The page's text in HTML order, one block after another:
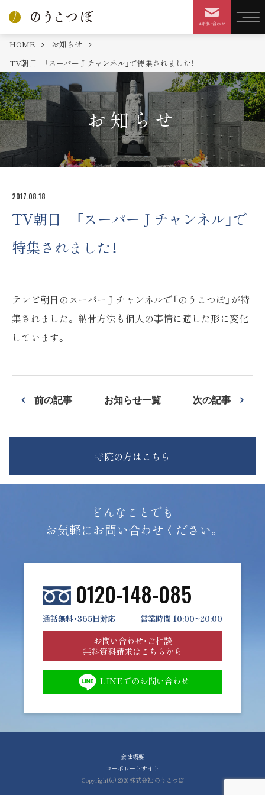
HOME
お知らせ
TV朝日 「スーパーＪチャンネル」で特集されました！
お知らせ
2017.08.18
TV朝日 「スーパーＪチャンネル」で
特集されました！
テレビ朝日のスーパーＪチャンネルで「のうこつぼ」が特
集されました。 納骨方法も個人の事情に適した形に変化
しています。
前の記事 お知らせ一覧 次の記事
寺院の方はこちら
どんなことでも
お気軽にお問い合わせください。
0120-148-085
通話無料・365日対応 営業時間 10:00~20:00
お問い合わせ・ご相談
無料資料請求はこちらから
LINEでのお問い合わせ
会社概要
コーポレートサイト
Copyright(c) 2020 株式会社 のうこつぼ